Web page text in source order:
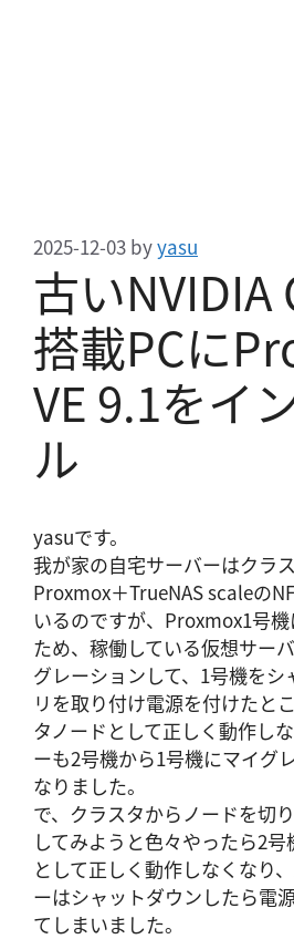
古いNVIDIA
搭載PCに
VE 9.1をイ
ル
2025-12-03 byyasu
yasuです。
我が家の自宅サーバーはクラ
Proxmox＋TrueNAS scaleの
いるのですが、Proxmox1号
ため、稼働している仮想サー
グレーションして、1号機を
リを取り付け電源を付けたと
タノードとして正しく動作し
ーも2号機から1号機にマイグ
なりました。
で、クラスタからノードを切
してみようと色々やったら2
として正しく動作しなくなり
ーはシャットダウンしたら電
てしまいました。